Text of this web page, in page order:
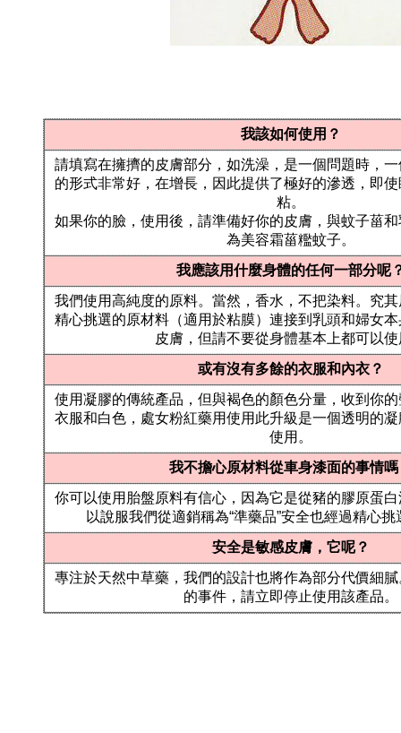
我該如何使用？
請填寫在擁擠的皮膚部分，如洗澡，是一個問題時，
的形式非常好，在增長，因此提供了極好的滲透，即
粘。
如果你的臉，使用後，請準備好你的皮膚，與蚊子菑
為美容霜菑糮蚊子。
我應該用什麼身體的任何一部分呢
我們使用高純度的原料。 當然，香水，不把染料。 究
精心挑選的原材料（適用於粘膜）連接到乳頭和婦女
皮膚，但請不要從身體基本上都可以
或有沒有多餘的衣服和內衣？
使用凝膠的傳統產品，但與褐色的顏色分量，收到你
衣服和白色，處女粉紅藥用使用此升級是一個透明的
使用。
我不擔心原材料從車身漆面的事情嗎
你可以使用胎盤原料有信心，因為它是從豬的膠原蛋
以說服我們從適銷稱為“準藥品”安全也經過精心
安全是敏感皮膚，它呢？
專注於天然中草藥，我們的設計也將作為部分代價細膩
的事件，請立即停止使用該產品。